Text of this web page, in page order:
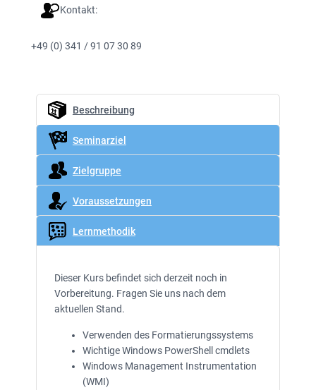
Kontakt:
+49 (0) 341 / 91 07 30 89
Beschreibung
Seminarziel
Zielgruppe
Voraussetzungen
Lernmethodik
Dieser Kurs befindet sich derzeit noch in
Vorbereitung. Fragen Sie uns nach dem
aktuellen Stand.
Verwenden des Formatierungssystems
Wichtige Windows PowerShell cmdlets
Windows Management Instrumentation
(WMI)